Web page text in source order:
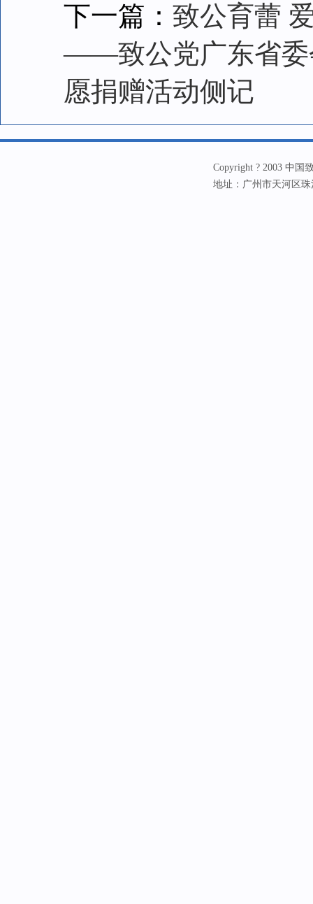
下一篇： 致公育蕾
——致公党广东省委
愿捐赠活动侧记
Copyright ? 2003 中国
地址：广州市天河区